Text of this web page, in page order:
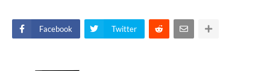
Facebook Twitter